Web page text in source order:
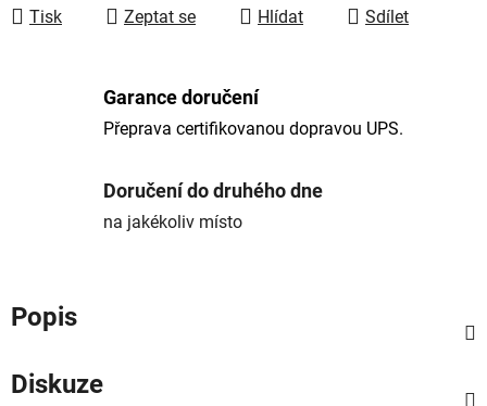
Tisk
Zeptat se Hlídat Sdílet
Garance doručení
Přeprava certifikovanou dopravou UPS.
Doručení do druhého dne
na jakékoliv místo
Popis
Diskuze